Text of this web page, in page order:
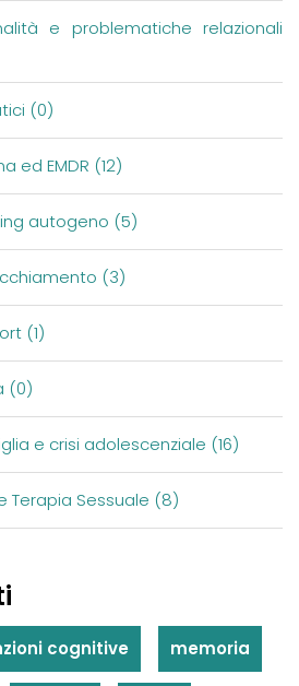
e problematiche relazionali
(0)
ed EMDR (12)
autogeno (5)
(3)
(1)
(0)
e crisi adolescenziale (16)
Terapia Sessuale (8)
cognitive memoria